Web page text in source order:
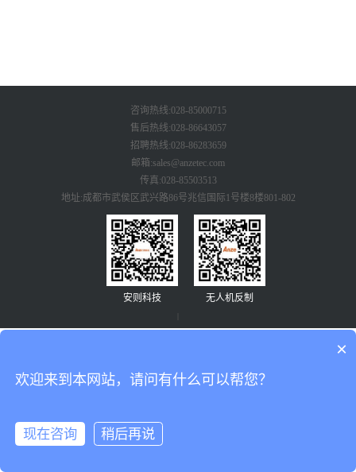
咨询热线:028-85000715
售后热线:028-86643057
招聘热线:028-86283659
邮箱:sales@anzetec.com
传真:028-85503513
地址:成都市武侯区武兴路86号兆信国际1号楼8楼801-802
安则科技 无人机反制
×
欢迎来到本网站，请问有什么可以帮您？
现在咨询 稍后再说